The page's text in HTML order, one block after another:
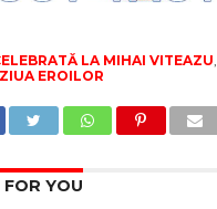
LA MIHAI VITEAZU,
ZIUA EROILOR
YOU